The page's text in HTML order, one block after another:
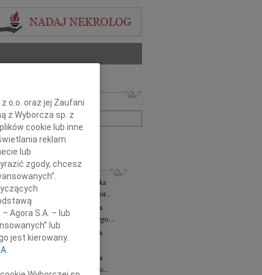
lub numer ogłoszenia:
+ szukanie zaawansowane
Kościelska06.08.2026
cała Polska
smutkiem żegnamy Panią Profesor...
cała Polska
Morozowskiego Wybitnego...
cała Polska
żalem żegnamy Andrzeja...
cała Polska
żalem przyjęliśmy wiadomość o...
o.o. oraz jej Zaufani
z Wyborcza sp. z
cookie lub inne
reklam
lub
zgody, chcesz
Agora S.A. – lub
lub
jest kierowany.